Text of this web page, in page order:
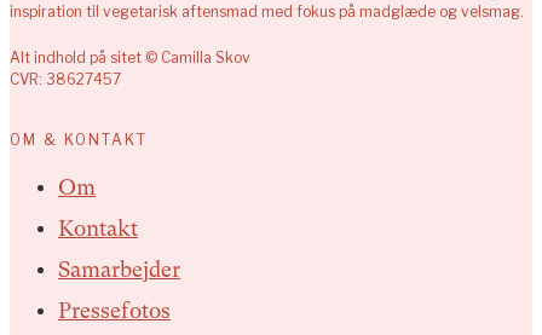
inspiration til vegetarisk aftensmad med fokus på madglæde og velsmag.
Alt indhold på sitet © Camilla Skov
CVR: 38627457
OM & KONTAKT
Om
Kontakt
Samarbejder
Pressefotos